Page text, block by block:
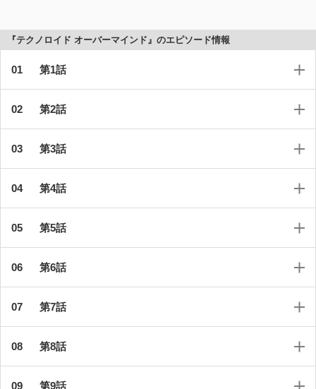
『テクノロイド オーバーマインド』のエピソード情報
第1話
第2話
第3話
第4話
第5話
第6話
第7話
第8話
第9話